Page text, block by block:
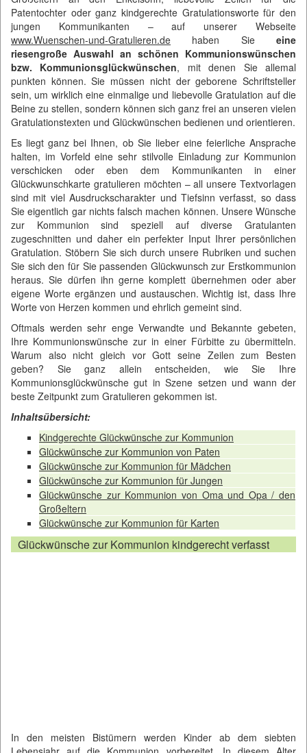
Patentochter oder ganz kindgerechte Gratulationsworte für den
jungen Kommunikanten – auf unserer Webseite
www.Wuenschen-und-Gratulieren.de haben Sie eine
riesengroße Auswahl an schönen Kommunionswünschen
bzw. Kommunionsglückwünschen, mit denen Sie allemal
punkten können. Sie müssen nicht der geborene Schriftsteller
sein, um wirklich eine einmalige und liebevolle Gratulation auf die
Beine zu stellen, sondern können sich ganz frei an unseren vielen
Gratulationstexten und Glückwünschen bedienen und orientieren.
Es liegt ganz bei Ihnen, ob Sie lieber eine feierliche Ansprache
halten, im Vorfeld eine sehr stilvolle Einladung zur Kommunion
verschicken oder eben dem Kommunikanten in einer
Glückwunschkarte gratulieren möchten – all unsere Textvorlagen
sind mit viel Ausdruckscharakter und Tiefsinn verfasst, so dass
Sie eigentlich gar nichts falsch machen können. Unsere Wünsche
zur Kommunion sind speziell auf diverse Gratulanten
zugeschnitten und daher ein perfekter Input Ihrer persönlichen
Gratulation. Stöbern Sie sich durch unsere Rubriken und suchen
Sie sich den für Sie passenden Glückwunsch zur Erstkommunion
heraus. Sie dürfen ihn gerne komplett übernehmen oder aber
eigene Worte ergänzen und austauschen. Wichtig ist, dass Ihre
Worte von Herzen kommen und ehrlich gemeint sind.
Oftmals werden sehr enge Verwandte und Bekannte gebeten,
Ihre Kommunionswünsche zur in einer Fürbitte zu übermitteln.
Warum also nicht gleich vor Gott seine Zeilen zum Besten
geben? Sie ganz allein entscheiden, wie Sie Ihre
Kommunionsglückwünsche gut in Szene setzen und wann der
beste Zeitpunkt zum Gratulieren gekommen ist.
Inhaltsübersicht:
Kindgerechte Glückwünsche zur Kommunion
Glückwünsche zur Kommunion von Paten
Glückwünsche zur Kommunion für Mädchen
Glückwünsche zur Kommunion für Jungen
Glückwünsche zur Kommunion von Oma und Opa / den
Großeltern
Glückwünsche zur Kommunion für Karten
Glückwünsche zur Kommunion kindgerecht verfasst
In den meisten Bistümern werden Kinder ab dem siebten